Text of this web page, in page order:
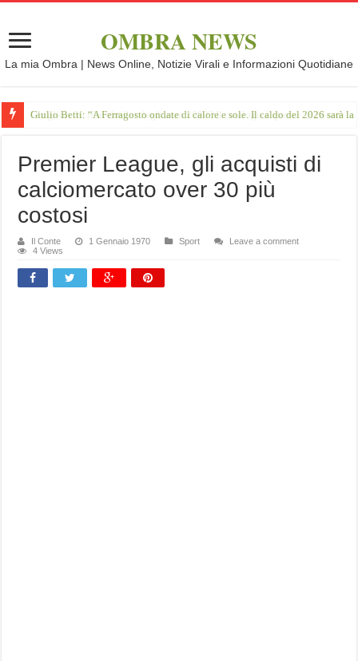
OMBRA NEWS
La mia Ombra | News Online, Notizie Virali e Informazioni Quotidiane
Giulio Betti: “A Ferragosto ondate di calore e sole. Il caldo del 2026 sarà
Premier League, gli acquisti di
calciomercato over 30 più
costosi
Il Conte 1 Gennaio 1970 Sport
Leave a comment
4 Views